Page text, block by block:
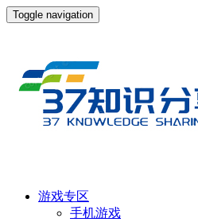
Toggle navigation
游戏专区
手机游戏